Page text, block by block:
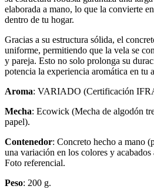
elaborada a mano, lo que la convierte
dentro de tu hogar.
Gracias a su estructura sólida, el
uniforme, permitiendo que la vela se
y pareja. Esto no solo prolonga su
potencia la experiencia aromática en tu
Aroma: VARIADO (Certificación
Mecha: Ecowick (Mecha de algodón
papel).
Contenedor: Concreto hecho a mano
una variación en los colores y acabados
Foto referencial.
Peso: 200 g.